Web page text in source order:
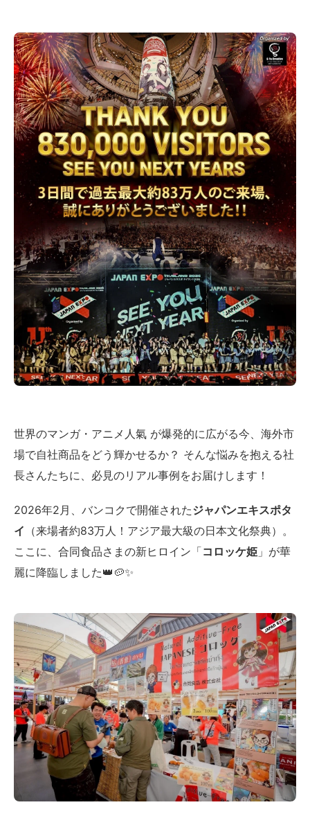
世界のマンガ・アニメ人氣 が爆発的に広がる今、海外市
場で自社商品をどう輝かせるか？ そんな悩みを抱える社
長さんたちに、必見のリアル事例をお届けします！
2026年2月、バンコクで開催されたジャパンエキスポタ
イ （来場者約83万人！アジア最大級の日本文化祭典）。
ここに、合同食品さまの新ヒロイン「コロッケ姫 」が華
麗に降臨しました👑🥔✨